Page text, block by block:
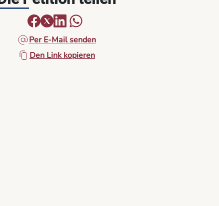
Per E-Mail senden
Den Link kopieren